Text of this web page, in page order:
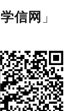
学信网 」